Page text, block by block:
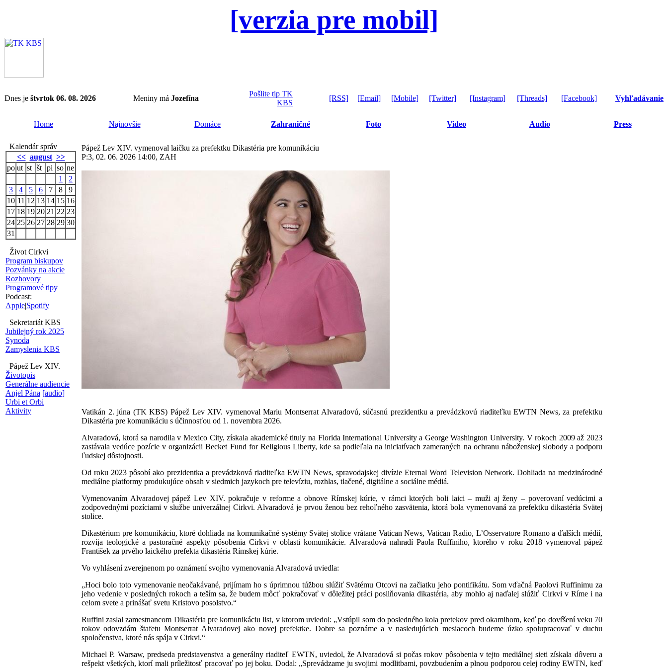
[verzia pre mobil]
Dnes je štvrtok 06. 08. 2026 Meniny má Jozefína
Pošlite tip TK
KBS
[RSS] [Email] [Mobile] [Twitter] [Instagram] [Threads] [Facebook] Vyhľadávanie
Home Najnovšie Domáce Zahraničné Foto Video Audio Press
Kalendár správ
<< august >>
po ut st št pi so ne
1
2
3
4 5 6 7 8
9
10 11 12 13 14 15 16
17 18 19 20 21 22 23
24 25 26 27 28 29 30
31
Život Cirkvi
Program biskupov
Pozvánky na akcie
Rozhovory
Programové tipy
Podcast:
Apple|Spotify
Sekretariát KBS
Jubilejný rok 2025
Synoda
Zamyslenia KBS
Pápež Lev XIV.
Životopis
Generálne audiencie
Anjel Pána [audio]
Urbi et Orbi
Aktivity
Pápež Lev XIV. vymenoval laičku za prefektku Dikastéria pre komunikáciu
P:3, 02. 06. 2026 14:00, ZAH
Vatikán 2. júna (TK KBS) Pápež Lev XIV. vymenoval Mariu Montserrat Alvaradovú, súčasnú prezidentku a prevádzkovú riaditeľku EWTN News, za prefektku
Dikastéria pre komunikáciu s účinnosťou od 1. novembra 2026.
Alvaradová, ktorá sa narodila v Mexico City, získala akademické tituly na Florida International University a George Washington University. V rokoch 2009 až 2023
zastávala vedúce pozície v organizácii Becket Fund for Religious Liberty, kde sa podieľala na iniciatívach zameraných na ochranu náboženskej slobody a podporu
ľudskej dôstojnosti.
Od roku 2023 pôsobí ako prezidentka a prevádzková riaditeľka EWTN News, spravodajskej divízie Eternal Word Television Network. Dohliada na medzinárodné
mediálne platformy produkujúce obsah v siedmich jazykoch pre televíziu, rozhlas, tlačené, digitálne a sociálne médiá.
Vymenovaním Alvaradovej pápež Lev XIV. pokračuje v reforme a obnove Rímskej kúrie, v rámci ktorých boli laici – muži aj ženy – poverovaní vedúcimi a
zodpovednými pozíciami v službe univerzálnej Cirkvi. Alvaradová je prvou ženou bez rehoľného zasvätenia, ktorá bola vymenovaná za prefektku dikastéria Svätej
stolice.
Dikastérium pre komunikáciu, ktoré dohliada na komunikačné systémy Svätej stolice vrátane Vatican News, Vatican Radio, L’Osservatore Romano a ďalších médií,
rozvíja teologické a pastoračné aspekty pôsobenia Cirkvi v oblasti komunikácie. Alvaradová nahradí Paola Ruffiniho, ktorého v roku 2018 vymenoval pápež
František za prvého laického prefekta dikastéria Rímskej kúrie.
Vo vyhlásení zverejnenom po oznámení svojho vymenovania Alvaradová uviedla:
„Hoci bolo toto vymenovanie neočakávané, prijímam ho s úprimnou túžbou slúžiť Svätému Otcovi na začiatku jeho pontifikátu. Som vďačná Paolovi Ruffinimu za
jeho vedenie v posledných rokoch a teším sa, že budem môcť pokračovať v dôležitej práci posilňovania dikastéria, aby mohlo aj naďalej slúžiť Cirkvi v Ríme i na
celom svete a prinášať svetu Kristovo posolstvo.“
Ruffini zaslal zamestnancom Dikastéria pre komunikáciu list, v ktorom uviedol: „Vstúpil som do posledného kola pretekov pred okamihom, keď po dovŕšení veku 70
rokov odovzdám štafetu Montserrat Alvaradovej ako novej prefektke. Dobre sa poznáme a v nasledujúcich mesiacoch budeme úzko spolupracovať v duchu
spoločenstva, ktoré nás spája v Cirkvi.“
Michael P. Warsaw, predseda predstavenstva a generálny riaditeľ EWTN, uviedol, že Alvaradová si počas rokov pôsobenia v tejto mediálnej sieti získala dôveru a
rešpekt všetkých, ktorí mali príležitosť pracovať po jej boku. Dodal: „Sprevádzame ju svojimi modlitbami, povzbudením a plnou podporou celej rodiny EWTN, keď